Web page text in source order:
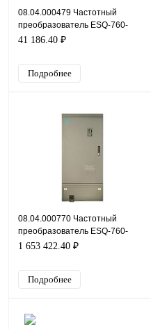
08.04.000479 Частотный
преобразователь ESQ-760-
4T0110G/0150P, 380В, 11кВт,
41 186.40 ₽
Подробнее
08.04.000770 Частотный
преобразователь ESQ-760-
4T5600G/6300P, 380В, 560кВт,
1 653 422.40 ₽
Подробнее